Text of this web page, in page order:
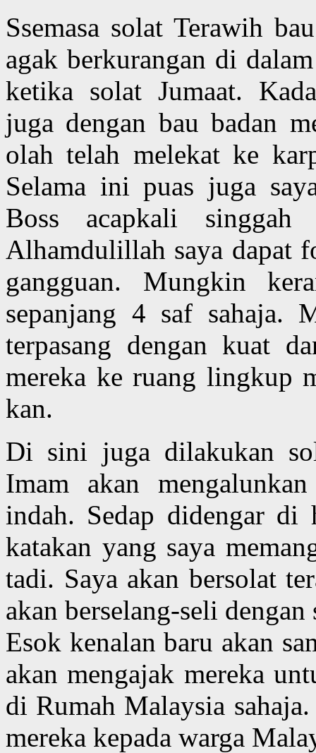
Ssemasa solat Terawih
agak berkurangan di
ketika solat Jumaat.
juga dengan bau badan
olah telah melekat ke
Selama ini puas juga
Boss acapkali
Alhamdulillah saya dapat
gangguan. Mungkin
sepanjang 4 saf sahaja.
terpasang dengan kuat
mereka ke ruang lingkup
kan.
Di sini juga dilakukan
Imam akan
indah. Sedap didengar di
katakan yang saya
tadi. Saya akan bersolat
akan berselang-seli
Esok kenalan baru akan
akan mengajak mereka
di Rumah Malaysia
mereka kepada warga